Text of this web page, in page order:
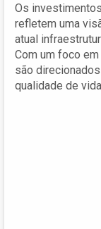
Os
refletem uma
atual
Com um foco
são
qualidade de